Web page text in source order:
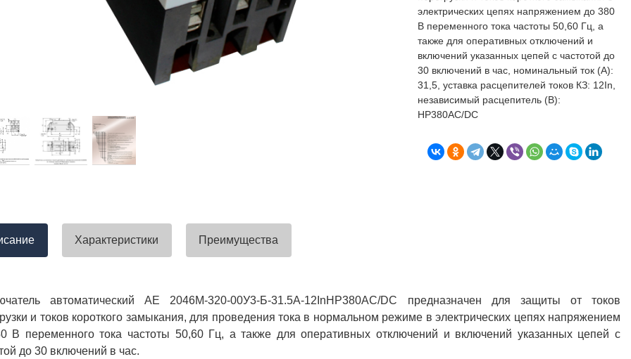
элементы опор высокого
заболонного слоя древесины
изделия (опоры ЛЭП),
технические паспорта и
и поставщик опор ЛЭП
ЛЭП такими документами.
с таким ответственным
успели закрыть смету большого объекта в срок. А
вы получили хороший заказ))
электрических цепях напряжением до 380
В переменного тока частоты 50,60 Гц, а
также для оперативных отключений и
включений указанных цепей с частотой до
30 включений в час, номинальный ток (А):
31,5, уставка расцепителей токов КЗ: 12In,
независимый расцепитель (В):
НР380AC/DC
Характеристики Преимущества
автоматический АЕ 2046М-320-00У3-Б-31.5А-12InНР380AC/DC предназначен для защиты от токов
и токов короткого замыкания, для проведения тока в нормальном режиме в электрических цепях напряжением
В переменного тока частоты 50,60 Гц, а также для оперативных отключений и включений указанных цепей с
до 30 включений в час.